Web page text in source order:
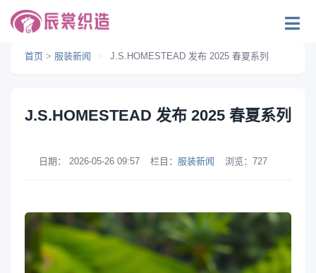
首页 > 服装新闻 > J.S.HOMESTEAD 发布 2025 春夏系列
J.S.HOMESTEAD 发布 2025 春夏系列
日期： 2026-05-26 09:57 栏目： 服装新闻 浏览： 727